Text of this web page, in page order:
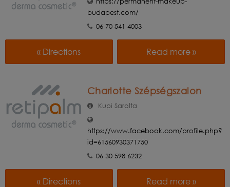
budapest.com/
06 70 541 4003
« Directions Read more »
Charlotte Szépségszalon
Kupi Sarolta
https://www.facebook.com/profile.php?
id=61560930371750
06 30 598 6232
« Directions Read more »